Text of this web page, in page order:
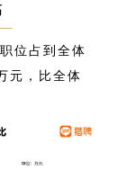
位占到全体
元，比全体